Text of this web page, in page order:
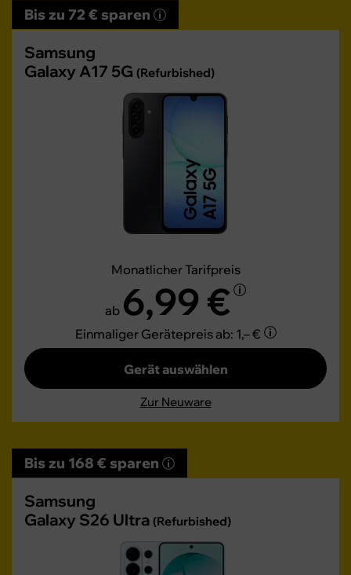
Bis zu 72 € sparen
Samsung
Galaxy A17 5G (Refurbished)
Monatlicher Tarifpreis
ab 6,99 €
Einmaliger Gerätepreisab: 1,– €
Gerät auswählen
Zur Neuware
Bis zu 168 € sparen
Samsung
Galaxy S26 Ultra (Refurbished)